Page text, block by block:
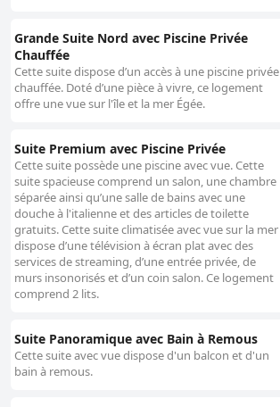
Grande Suite Nord avec Piscine Privée
Chauffée
Cette suite dispose d’un accès à une piscine privée
chauffée. Doté d’une pièce à vivre, ce logement
offre une vue sur l'île et la mer Égée.
Suite Premium avec Piscine Privée
Cette suite possède une piscine avec vue. Cette
suite spacieuse comprend un salon, une chambre
séparée ainsi qu’une salle de bains avec une
douche à l'italienne et des articles de toilette
gratuits. Cette suite climatisée avec vue sur la mer
dispose d’une télévision à écran plat avec des
services de streaming, d’une entrée privée, de
murs insonorisés et d’un coin salon. Ce logement
comprend 2 lits.
Suite Panoramique avec Bain à Remous
Cette suite avec vue dispose d'un balcon et d'un
bain à remous.